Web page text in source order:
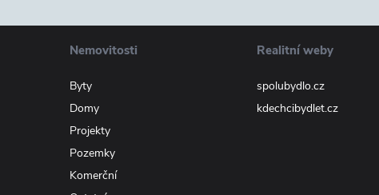
Nemovitosti
Byty
Domy
Projekty
Pozemky
Komerční
Realitní weby
spolubydlo.cz
kdechcibydlet.cz